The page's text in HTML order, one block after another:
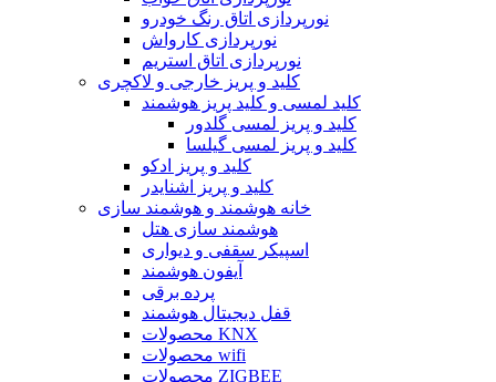
نورپردازی اتاق رنگ خودرو
نورپردازی کارواش
نورپردازی اتاق استریم
کلید و پریز خارجی و لاکچری
کلید لمسی و کلید پریز هوشمند
کلید و پریز لمسی گلدور
کلید و پریز لمسی گیلسا
کلید و پریز ادکو
کلید و پریز اشنایدر
خانه هوشمند و هوشمند سازی
هوشمند سازی هتل
اسپیکر سقفی و دیواری
آیفون هوشمند
پرده برقی
قفل دیجیتال هوشمند
محصولات KNX
محصولات wifi
محصولات ZIGBEE